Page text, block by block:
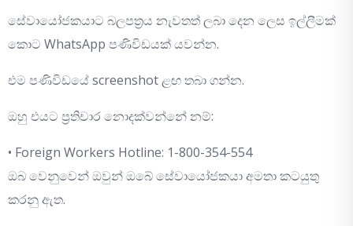
සේවායෝජකයාට බලපත්‍රය නැවතත් ලබා දෙන ලෙස ඉල්ලීමක්
කොට WhatsApp පණිවිඩයක් යවන්න.
එම පණිවිඩයේ screenshot ළඟ තබා ගන්න.
ඔහු එයට ප්‍රතිචාර නොදක්වන්නේ නම්:
• Foreign Workers Hotline: 1-800-354-554
ඔබ වෙනුවෙන් ඔවුන් ඔබේ සේවායෝජකයා අමතා කටයුතු
කරනු ඇත.